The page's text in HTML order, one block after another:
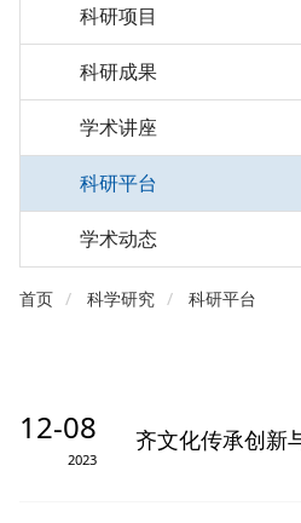
科研项目
科研成果
学术讲座
科研平台
学术动态
首页 科学研究 科研平台
12-08
2023
齐文化传承创新